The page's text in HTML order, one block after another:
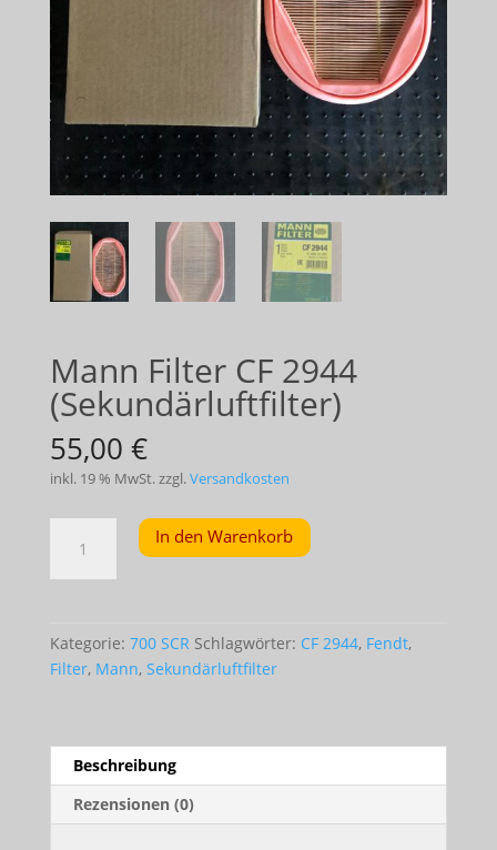
Mann Filter CF 2944
(Sekundärluftfilter)
55,00 €
inkl. 19 % MwSt.zzgl.Versandkosten
Filter
CF
Menge
In den Warenkorb
Kategorie: 700 SCR Schlagwörter: CF 2944, Fendt,
Filter, Mann, Sekundärluftfilter
Beschreibung
Rezensionen (0)